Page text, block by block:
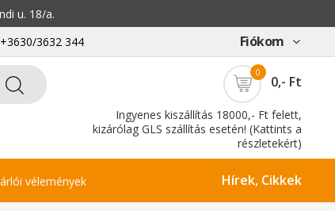
u. 18/a.
3632 344 Fiókom
0
0,- Ft
Ingyenes kiszállítás 18000,- Ft felett,
kizárólag GLS szállítás esetén! (Kattints a
részletekért)
vélemények Hírek, Cikkek